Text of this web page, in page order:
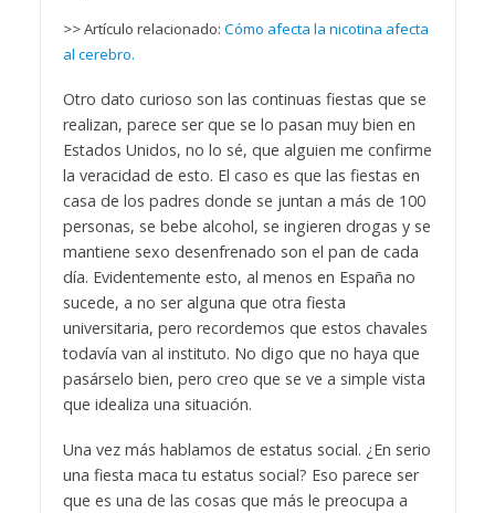
>> Artículo relacionado: Cómo afecta la nicotina afecta
al cerebro.
Otro dato curioso son las continuas fiestas que se
realizan, parece ser que se lo pasan muy bien en
Estados Unidos, no lo sé, que alguien me confirme
la veracidad de esto. El caso es que las fiestas en
casa de los padres donde se juntan a más de 100
personas, se bebe alcohol, se ingieren drogas y se
mantiene sexo desenfrenado son el pan de cada
día. Evidentemente esto, al menos en España no
sucede, a no ser alguna que otra fiesta
universitaria, pero recordemos que estos chavales
todavía van al instituto. No digo que no haya que
pasárselo bien, pero creo que se ve a simple vista
que idealiza una situación.
Una vez más hablamos de estatus social. ¿En serio
una fiesta maca tu estatus social? Eso parece ser
que es una de las cosas que más le preocupa a